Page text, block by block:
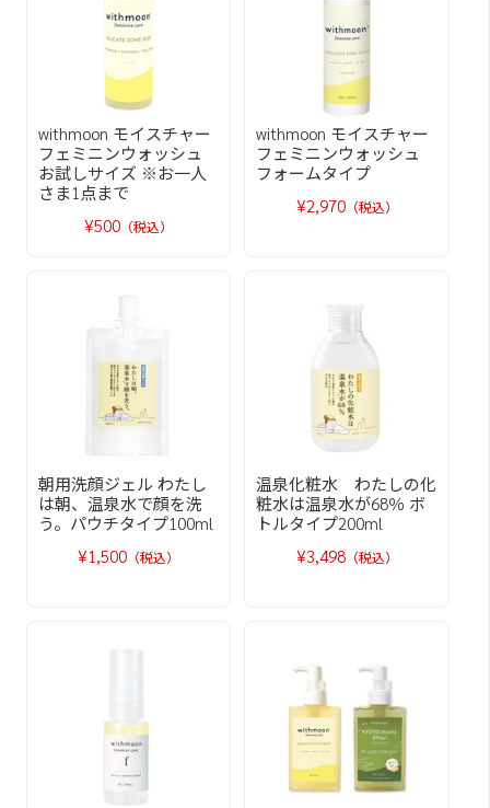
withmoon モイスチャー
フェミニンウォッシュ
お試しサイズ ※お一人
さま1点まで
¥500 （税込）
withmoon モイスチャー
フェミニンウォッシュ
フォームタイプ
¥2,970（税込）
朝用洗顔ジェル わたし
は朝、温泉水で顔を洗
う。パウチタイプ100ml
¥1,500 （税込）
温泉化粧水 わたしの化
粧水は温泉水が68％ ボ
トルタイプ200ml
¥3,498（税込）